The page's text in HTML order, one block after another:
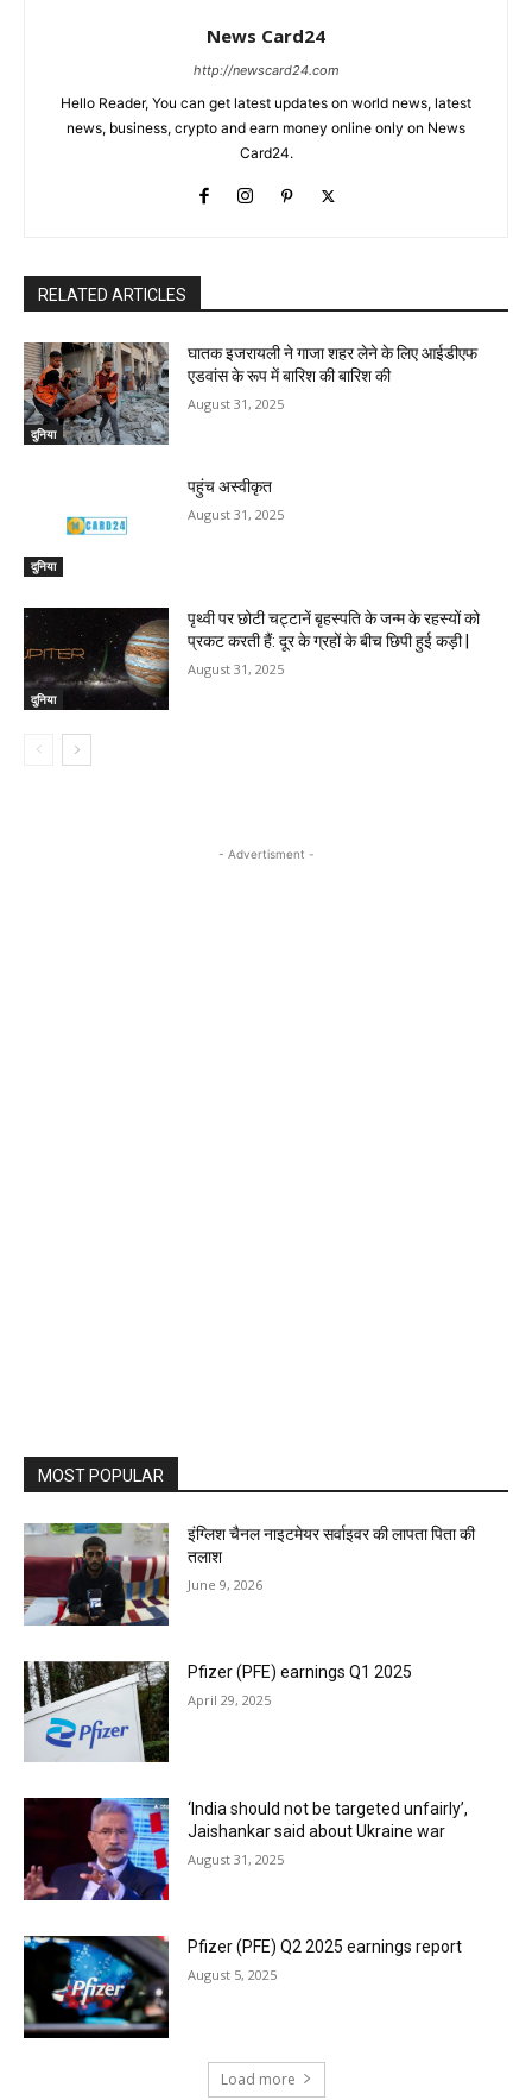
News Card24
http://newscard24.com
Hello Reader, You can get latest updates on world news, latest
news, business, crypto and earn money online only on News
Card24.
RELATED ARTICLES
दुनिया
घातक इजरायली ने गाजा शहर लेने के लिए आईडीएफ
एडवांस के रूप में बारिश की बारिश की
August 31, 2025
दुनिया
पहुंच अस्वीकृत
August 31, 2025
दुनिया
पृथ्वी पर छोटी चट्टानें बृहस्पति के जन्म के रहस्यों को
प्रकट करती हैं: दूर के ग्रहों के बीच छिपी हुई कड़ी |
August 31, 2025
- Advertisment -
MOST POPULAR
इंग्लिश चैनल नाइटमेयर सर्वाइवर की लापता पिता की
तलाश
June 9, 2026
Pfizer (PFE) earnings Q1 2025
April 29, 2025
‘India should not be targeted unfairly’,
Jaishankar said about Ukraine war
August 31, 2025
Pfizer (PFE) Q2 2025 earnings report
August 5, 2025
Load more